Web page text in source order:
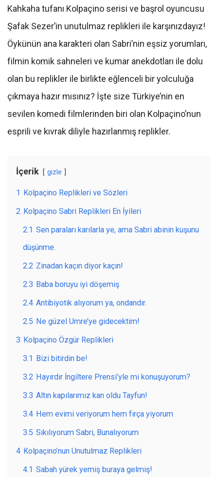
Kahkaha tufanı Kolpaçino serisi ve başrol oyuncusu
Şafak Sezer’in unutulmaz replikleri ile karşınızdayız!
Öykünün ana karakteri olan Sabri’nin eşsiz yorumları,
filmin komik sahneleri ve kumar anekdotları ile dolu
olan bu replikler ile birlikte eğlenceli bir yolculuğa
çıkmaya hazır mısınız? İşte size Türkiye’nin en
sevilen komedi filmlerinden biri olan Kolpaçino’nun
esprili ve kıvrak diliyle hazırlanmış replikler.
İçerik gizle
1 Kolpaçino Replikleri ve Sözleri
2 Kolpaçino Sabri Replikleri En İyileri
2.1 Sen paraları karılarla ye, ama Sabri abinin kuşunu
düşünme.
2.2 Zinadan kaçın diyor kaçın!
2.3 Baba boruyu iyi döşemiş
2.4 Antibiyotik alıyorum ya, ondandır.
2.5 Ne güzel Umre’ye gidecektim!
3 Kolpaçino Özgür Replikleri
3.1 Bizi bitirdin be!
3.2 Hayırdır İngiltere Prensi’yle mi konuşuyorum?
3.3 Altın kapılarımız kan oldu Tayfun!
3.4 Hem evimi veriyorum hem fırça yiyorum
3.5 Sıkılıyorum Sabri, Bunalıyorum
4 Kolpaçino’nun Unutulmaz Replikleri
4.1 Sabah yürek yemiş buraya gelmiş!